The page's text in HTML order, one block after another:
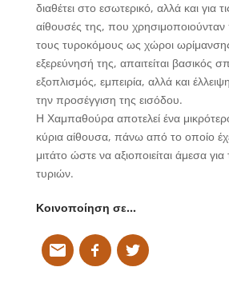
διαθέτει στο εσωτερικό, αλλά και για
αίθουσές της, που
τους τυροκόμους ως χώροι
εξερεύνησή της, απαιτείται βασικός
εξοπλισμός, εμπειρία, αλλά και
την προσέγγιση της εισόδου.
Η Χαμπαθούρα αποτελεί ένα
κύρια αίθουσα, πάνω από το οποίο
μιτάτο ώστε να αξιοποιείται άμεσα
τυριών.
Κοινοποίηση σε…